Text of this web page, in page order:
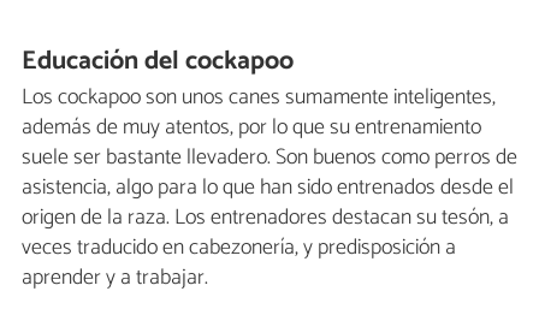
Educación del cockapoo
Los cockapoo son unos canes sumamente inteligentes,
además de muy atentos, por lo que su entrenamiento
suele ser bastante llevadero. Son buenos como perros de
asistencia, algo para lo que han sido entrenados desde el
origen de la raza. Los entrenadores destacan su tesón, a
veces traducido en cabezonería, y predisposición a
aprender y a trabajar.